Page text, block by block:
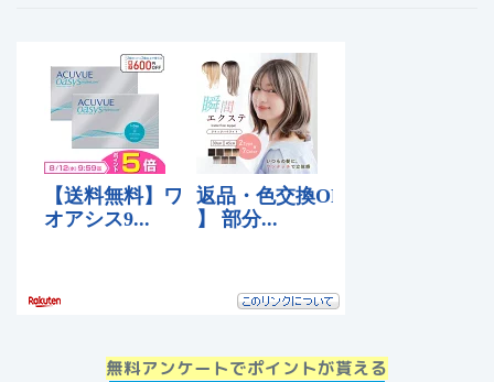
無料アンケートでポイントが貰える